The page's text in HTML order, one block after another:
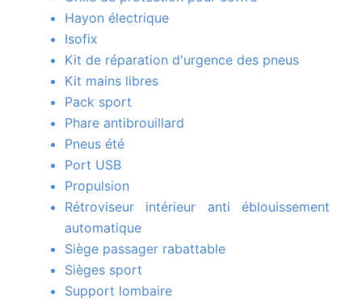
Hayon électrique
Isofix
Kit de réparation d'urgence des pneus
Kit mains libres
Pack sport
Phare antibrouillard
Pneus été
Port USB
Propulsion
Rétroviseur intérieur anti éblouissement
automatique
Siège passager rabattable
Sièges sport
Support lombaire